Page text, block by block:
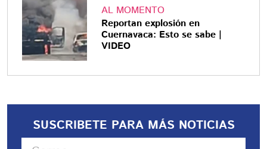
AL MOMENTO
Reportan explosión en
Cuernavaca: Esto se sabe |
VIDEO
SUSCRIBETE PARA MÁS NOTICIAS